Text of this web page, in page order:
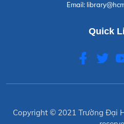
Email:
Quick
Copyright © 2021 Trường Đại